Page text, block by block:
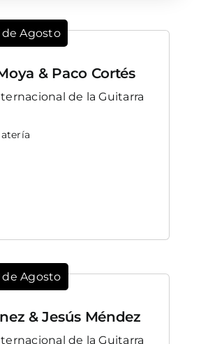
Agosto
& Paco Cortés
de la Guitarra
de Agosto
& Jesús Méndez
de la Guitarra